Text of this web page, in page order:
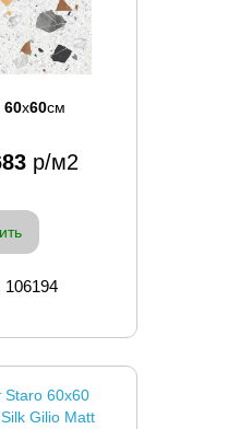
60x60см
р/м2
106194
Staro 60x60
Gilio Matt